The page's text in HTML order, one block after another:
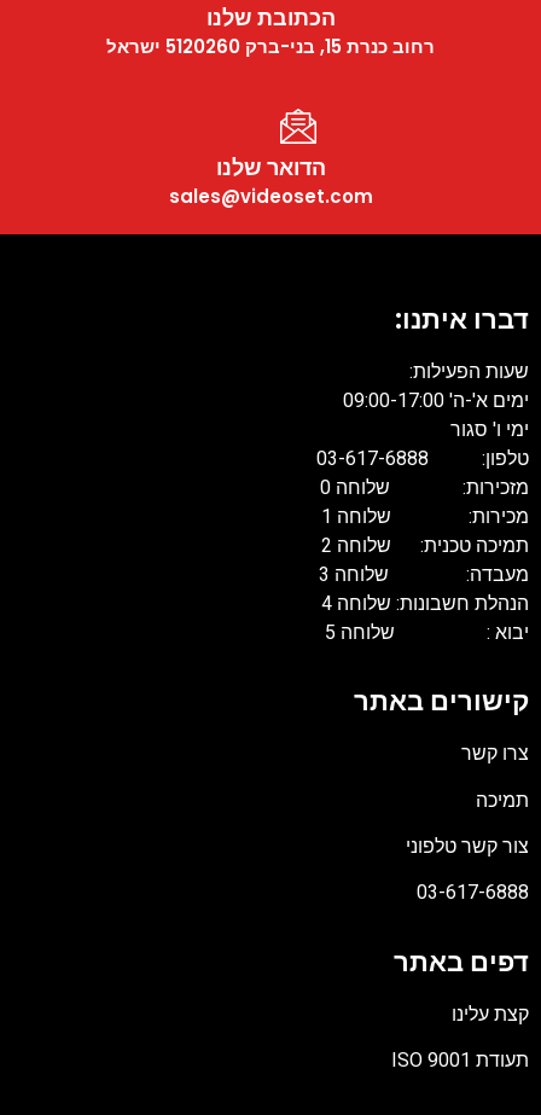
הכתובת שלנו
רחוב כנרת 15, בני-ברק 5120260 ישראל
הדואר שלנו
sales@videoset.com
דברו איתנו:
שעות הפעילות:
ימים א'-ה' 09:00-17:00
ימי ו' סגור
טלפון: 03-617-6888
מזכירות: שלוחה 0
מכירות: שלוחה 1
תמיכה טכנית: שלוחה 2
מעבדה: שלוחה 3
הנהלת חשבונות: שלוחה 4
יבוא : שלוחה 5
קישורים באתר
צרו קשר
תמיכה
צור קשר טלפוני
03-617-6888
דפים באתר
קצת עלינו
תעודת ISO 9001